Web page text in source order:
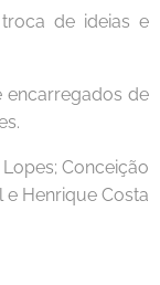
de ideias e
encarregados de
Conceição
e Henrique Costa